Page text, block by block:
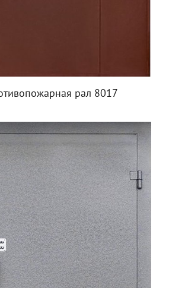
рал 8017